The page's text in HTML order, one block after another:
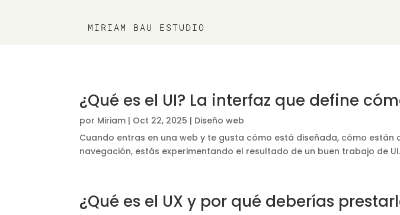
MIRIAM BAU ESTUDIO
¿Qué es el UI? La interfaz que define
por Miriam | Oct 22, 2025 | Diseño web
Cuando entras en una web y te gusta cómo está diseñada, cómo
navegación, estás experimentando el resultado de un buen trabajo de
¿Qué es el UX y por qué deberías